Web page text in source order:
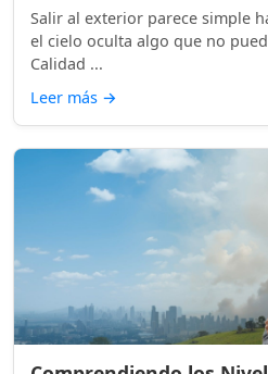
Salir al exterior parece simple
el cielo oculta algo que no
Calidad ...
Leer más →